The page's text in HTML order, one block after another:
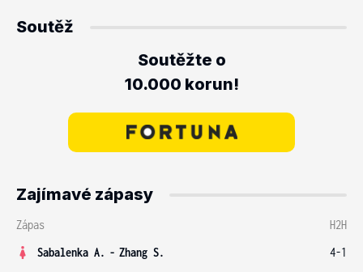
Soutěž
Soutěžte o
10.000 korun!
Zajímavé zápasy
Zápas
H2H
Sabalenka A. - Zhang S.
4-1